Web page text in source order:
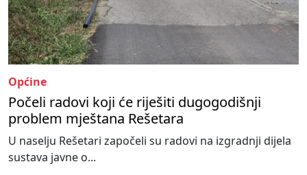
Općine
Počeli radovi koji će riješiti dugogodišnji
problem mještana Rešetara
U naselju Rešetari započeli su radovi na izgradnji dijela
sustava javne o...